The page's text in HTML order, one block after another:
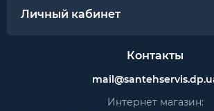
Личный кабинет
Контакты
Интернет магазин: